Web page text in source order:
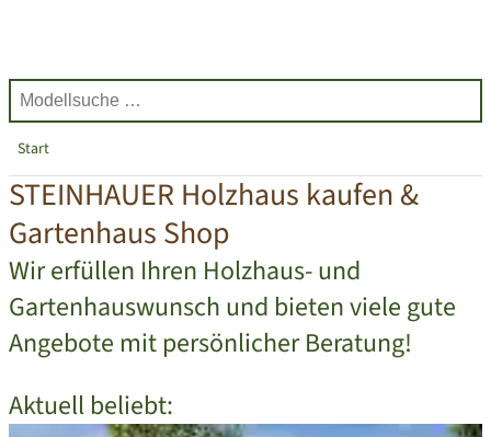
Start
STEINHAUER Holzhaus kaufen &
Gartenhaus Shop
Wir erfüllen Ihren Holzhaus- und
Gartenhauswunsch und bieten viele gute
Angebote mit persönlicher Beratung!
Aktuell beliebt: